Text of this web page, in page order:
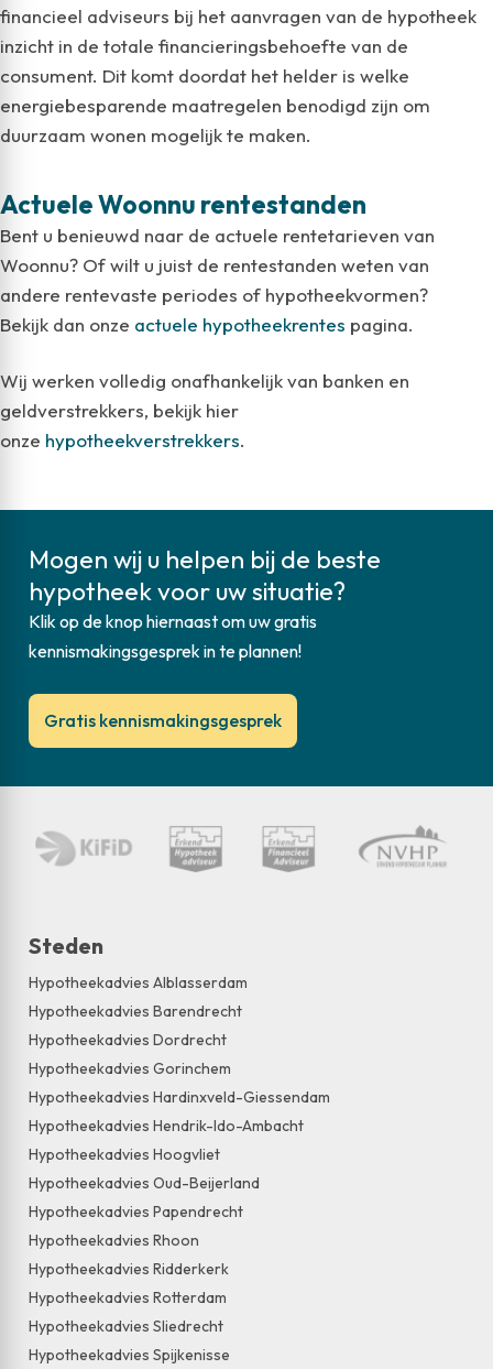
financieel adviseurs bij het aanvragen van de hypotheek
inzicht in de totale financieringsbehoefte van de
consument. Dit komt doordat het helder is welke
energiebesparende maatregelen benodigd zijn om
duurzaam wonen mogelijk te maken.
Actuele Woonnu rentestanden
Bent u benieuwd naar de actuele rentetarieven van
Woonnu? Of wilt u juist de rentestanden weten van
andere rentevaste periodes of hypotheekvormen?
Bekijk dan onze actuele hypotheekrentes pagina.
Wij werken volledig onafhankelijk van banken en
geldverstrekkers, bekijk hier
onze hypotheekverstrekkers.
Mogen wij u helpen bij de beste
hypotheek voor uw situatie?
Klik op de knop hiernaast om uw gratis
kennismakingsgesprek in te plannen!
Gratis kennismakingsgesprek
Steden
Hypotheekadvies Alblasserdam
Hypotheekadvies Barendrecht
Hypotheekadvies Dordrecht
Hypotheekadvies Gorinchem
Hypotheekadvies Hardinxveld-Giessendam
Hypotheekadvies Hendrik-Ido-Ambacht
Hypotheekadvies Hoogvliet
Hypotheekadvies Oud-Beijerland
Hypotheekadvies Papendrecht
Hypotheekadvies Rhoon
Hypotheekadvies Ridderkerk
Hypotheekadvies Rotterdam
Hypotheekadvies Sliedrecht
Hypotheekadvies Spijkenisse